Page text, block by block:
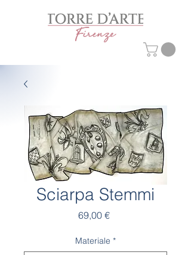
Sciarpa Stemmi
69,00 €Prezzo
Materiale *